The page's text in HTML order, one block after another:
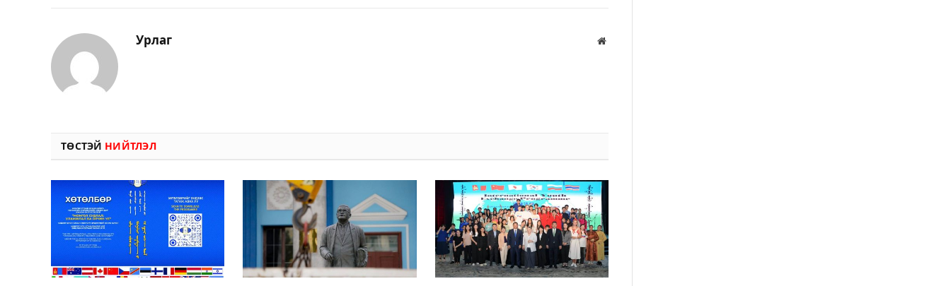
Урлаг Вэбсайт
ТӨСТЭЙ НИЙТЛЭЛ